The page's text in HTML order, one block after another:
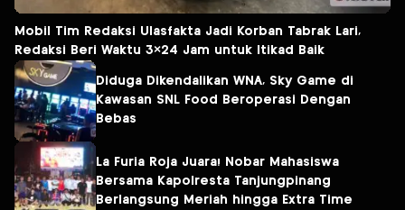
Mobil Tim Redaksi Ulasfakta Jadi Korban Tabrak Lari,
Redaksi Beri Waktu 3×24 Jam untuk Itikad Baik
Diduga Dikendalikan WNA, Sky Game di
Kawasan SNL Food Beroperasi Dengan
Bebas
La Furia Roja Juara! Nobar Mahasiswa
Bersama Kapolresta Tanjungpinang
Berlangsung Meriah hingga Extra Time